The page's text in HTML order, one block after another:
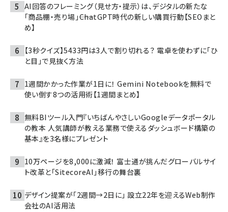
AI回答のフレーミング（見せ方・提示）は、デジタルの新たな
「商品棚・売り場」――ChatGPT時代の新しい購買行動【SEOまと
め】
【3秒クイズ】5433円は3人で割り切れる？ 電卓を使わずに「ひ
と目」で見抜く方法
1週間かかった作業が1日に！ Gemini Notebookを無料で
使い倒す8つの活用術【1週間まとめ】
無料BIツール入門『いちばんやさしいGoogleデータポータル
の教本 人気講師が教える業務で使えるダッシュボード構築の
基本』を3名様にプレゼント
10万ページを8,000に激減！ 富士通が挑んだグローバルサイ
ト改革と「SitecoreAI」移行の舞台裏
デザイン提案が「2週間→2日に」 設立22年を迎えるWeb制作
会社のAI活用法